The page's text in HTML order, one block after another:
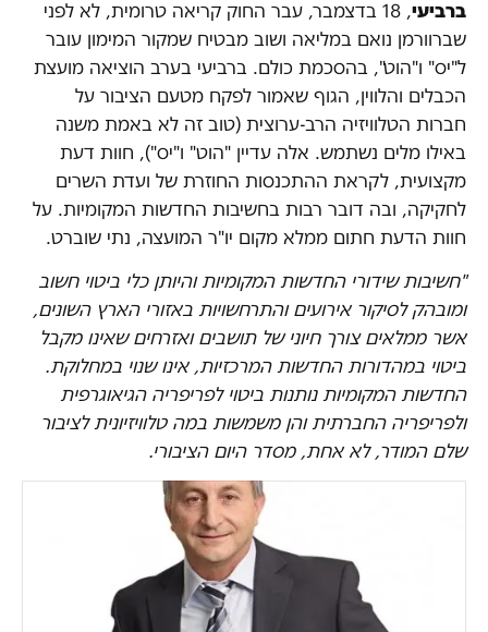
ברביעי
, 18 בדצמבר, עבר החוק קריאה טרומית, לא לפני
שברוורמן נואם במליאה ושוב מבטיח שמקור המימון עובר
ל"יס" ו"הוט", בהסכמת כולם. ברביעי בערב הוציאה מועצת
הכבלים והלווין, הגוף שאמור לפקח מטעם הציבור על
חברות הטלוויזיה הרב-ערוצית (טוב זה לא באמת משנה
באילו מלים נשתמש. אלה עדיין "הוט" ו"יס"), חוות דעת
מקצועית, לקראת ההתכנסות החוזרת של ועדת השרים
לחקיקה, ובה דובר רבות בחשיבות החדשות המקומיות. על
חוות הדעת חתום ממלא מקום יו"ר המועצה, נתי שוברט.
"חשיבות שידורי החדשות המקומיות והיותן כלי ביטוי חשוב
ומובהק לסיקור אירועים והתרחשויות באזורי הארץ השונים,
אשר ממלאים צורך חיוני של תושבים ואזרחים שאינו מקבל
ביטוי במהדורות החדשות המרכזיות, אינו שנוי במחלוקת.
החדשות המקומיות נותנות ביטוי לפריפריה הגיאוגרפית
ולפריפריה החברתית והן משמשות במה טלוויזיונית לציבור
שלם המודר, לא אחת, מסדר היום הציבורי.